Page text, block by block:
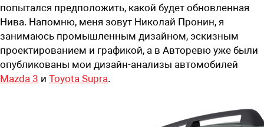
попытался предположить, какой будет обновленная
Нива. Напомню, меня зовут Николай Пронин, я
занимаюсь промышленным дизайном, эскизным
проектированием и графикой, а в Авторевю уже были
опубликованы мои дизайн-анализы автомобилей
Mazda 3 и Toyota Supra.